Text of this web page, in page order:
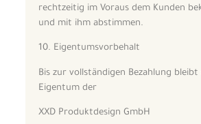
rechtzeitig im Voraus dem Kunden
und mit ihm abstimmen.
10. Eigentumsvorbehalt
Bis zur vollständigen Bezahlung bleibt
Eigentum der
XXD Produktdesign GmbH